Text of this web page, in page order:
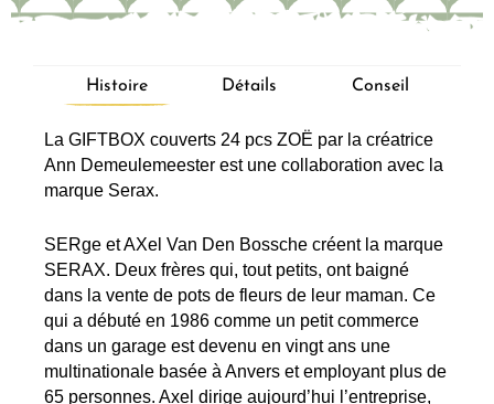
Histoire Détails Conseil
La GIFTBOX couverts 24 pcs ZOË par la créatrice
Ann Demeulemeester est une collaboration avec la
marque Serax.
SERge et AXel Van Den Bossche créent la marque
SERAX. Deux frères qui, tout petits, ont baigné
dans la vente de pots de fleurs de leur maman. Ce
qui a débuté en 1986 comme un petit commerce
dans un garage est devenu en vingt ans une
multinationale basée à Anvers et employant plus de
65 personnes. Axel dirige aujourd’hui l’entreprise,